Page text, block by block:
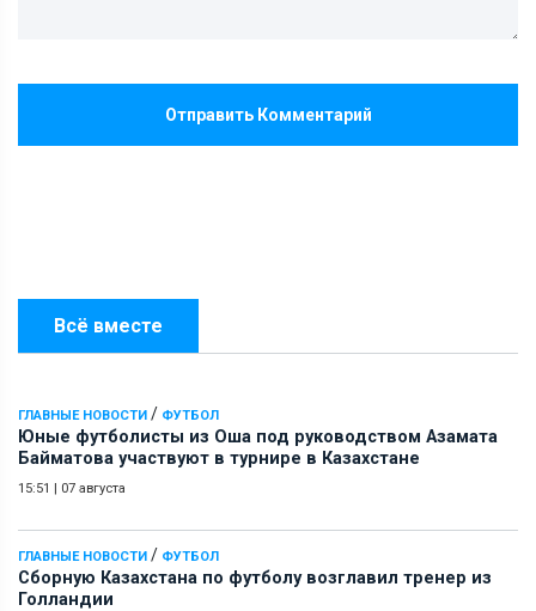
Всё вместе
ГЛАВНЫЕ НОВОСТИ / ФУТБОЛ
Юные футболисты из Оша под руководством Азамата
Байматова участвуют в турнире в Казахстане
15:51 | 07 августа
ГЛАВНЫЕ НОВОСТИ / ФУТБОЛ
Сборную Казахстана по футболу возглавил тренер из
Голландии
Отправить Комментарий